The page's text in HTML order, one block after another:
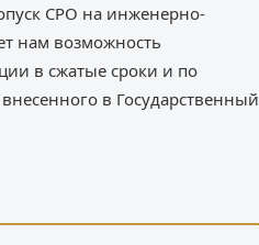
СРО на инженерно-
нам возможность
в сжатые сроки и по
в Государственный